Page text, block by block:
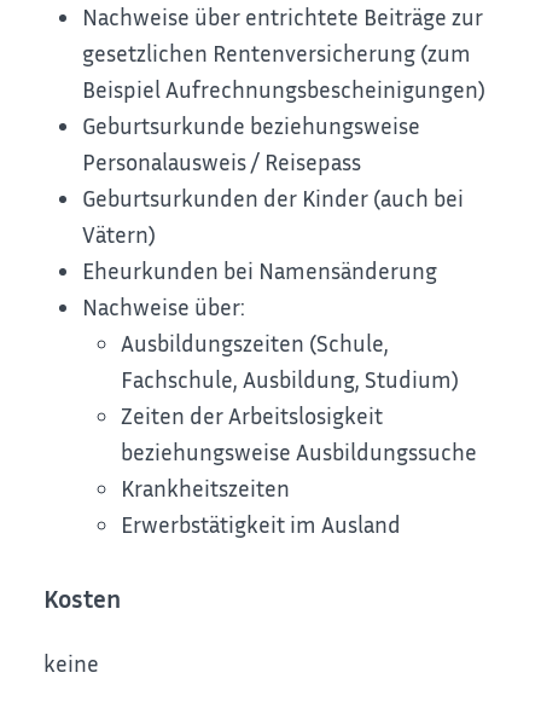
Nachweise über entrichtete Beiträge zur
gesetzlichen Rentenversicherung (zum
Beispiel Aufrechnungsbescheinigungen)
Geburtsurkunde beziehungsweise
Personalausweis / Reisepass
Geburtsurkunden der Kinder (auch bei
Vätern)
Eheurkunden bei Namensänderung
Nachweise über:
Ausbildungszeiten (Schule,
Fachschule, Ausbildung, Studium)
Zeiten der Arbeitslosigkeit
beziehungsweise Ausbildungssuche
Krankheitszeiten
Erwerbstätigkeit im Ausland
Kosten
keine